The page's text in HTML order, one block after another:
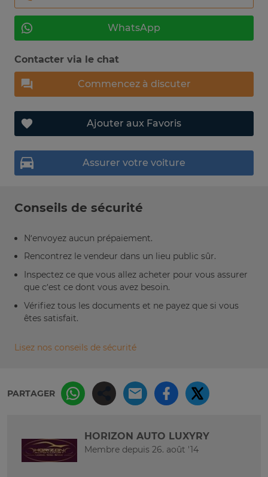
WhatsApp
Contacter via le chat
Commencez à discuter
Ajouter aux Favoris
Assurer votre voiture
Conseils de sécurité
N’envoyez aucun prépaiement.
Rencontrez le vendeur dans un lieu public sûr.
Inspectez ce que vous allez acheter pour vous assurer
que c’est ce dont vous avez besoin.
Vérifiez tous les documents et ne payez que si vous
êtes satisfait.
Lisez nos conseils de sécurité
PARTAGER
HORIZON AUTO LUXYRY
Membre depuis 26. août '14